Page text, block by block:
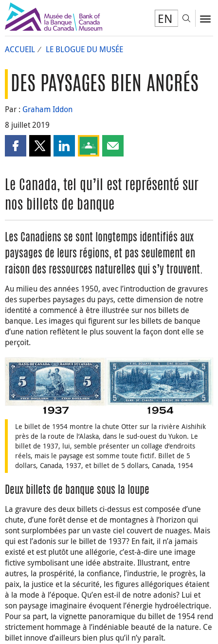
EN
ACCUEIL LE BLOGUE DU MUSÉE
DES PAYSAGES BIEN ANCRÉS
Par : Graham Iddon
8 juillet 2019
Partager cette page sur Facebook
Partager cette page sur X
Partager cette page sur LinkedIn
Partagez cette page sur Google
Partager cette page par
Le Canada, tel qu’il est représenté sur
nos billets de banque
Les Canadiens se sont longtemps identifiés aux
paysages de leurs régions, et pas seulement en
raison des ressources naturelles qui s’y trouvent.
Au milieu des années 1950, avec l’introduction de gravures
des superbes paysages du pays, cette dimension de notre
identité a commencé à être illustrée sur nos billets de
banque. Les images qui figurent sur les billets de banque
d’une nation reflètent le plus souvent la façon dont elle se
perçoit.
Le billet de 1954 montre la chute Otter sur la rivière Aishihik
près de la route de l’Alaska, dans le sud-ouest du Yukon. Le
billet de 1937, lui, semble présenter un collage d’endroits
réels, mais le paysage est somme toute fictif. Billet de 5
dollars, Canada, 1937, et billet de 5 dollars, Canada, 1954
Deux billets de banque sous la loupe
La gravure des deux billets ci-dessus est composée d’une
chute, d’une forêt dense et de montagnes à l’horizon qui
sont surplombées par un vaste ciel couvert de nuages. Mais
qui est l’adonis sur le billet de 1937? En fait, il n’a jamais
existé et est plutôt une allégorie, c’est-à-dire une image
fictive symbolisant une idée abstraite. Illustrant, entre
autres, la prospérité, la confiance, l’industrie, le progrès, la
paix, la justice et la sécurité, les figures allégoriques étaient
à la mode à l’époque. Qu’en est-il de notre adonis? Lui et
son paysage imaginaire évoquent l’énergie hydroélectrique.
Pour sa part, la vignette panoramique du billet de 1954 rend
strictement hommage à l’indéniable beauté de la nature. Ce
billet innove d’ailleurs bien plus qu’il n’y paraît.